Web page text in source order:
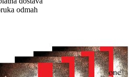
bila
je:
odmah